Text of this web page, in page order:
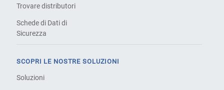
Trovare distributori
Schede di Dati di
Sicurezza
SCOPRI LE NOSTRE SOLUZIONI
Soluzioni